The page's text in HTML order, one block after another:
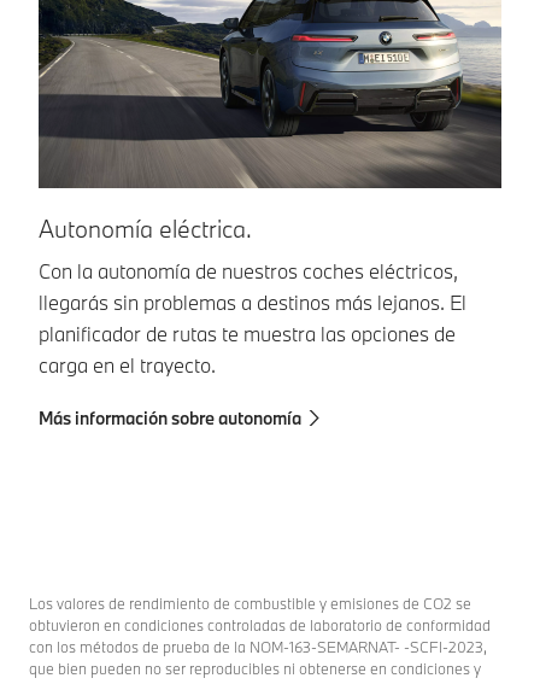
Autonomía eléctrica.
Con la autonomía de nuestros coches eléctricos,
llegarás sin problemas a destinos más lejanos. El
planificador de rutas te muestra las opciones de
carga en el trayecto.
Más información sobre autonomía
Los valores de rendimiento de combustible y emisiones de CO2 se
obtuvieron en condiciones controladas de laboratorio de conformidad
con los métodos de prueba de la NOM-163-SEMARNAT- -SCFI-2023,
que bien pueden no ser reproducibles ni obtenerse en condiciones y